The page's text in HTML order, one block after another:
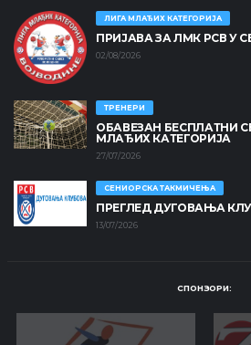
ЛИГА МЛАЂИХ КАТЕГОРИЈА
ПРИЈАВА ЗА ЛМК РСВ У
02/08/2026
ТРЕНЕРИ
ОБАВЕЗАН БЕСПЛАТНИ
МЛАЂИХ КАТЕГОРИЈА
27/07/2026
СЕНИОРСКА ТАКМИЧЕЊА
ПРЕГЛЕД ДУГОВАЊА
13/07/2026
СПОНЗОРИ: